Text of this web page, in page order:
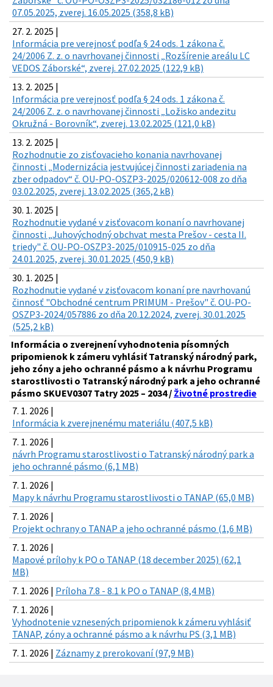
07.05.2025, zverej. 16.05.2025 (358,8 kB)
27. 2. 2025 |
Informácia pre verejnosť podľa § 24 ods. 1 zákona č.
24/2006 Z. z. o navrhovanej činnosti „Rozšírenie areálu LC
VEDOS Záborské“, zverej. 27.02.2025 (122,9 kB)
13. 2. 2025 |
Informácia pre verejnosť podľa § 24 ods. 1 zákona č.
24/2006 Z. z. o navrhovanej činnosti „Ložisko andezitu
Okružná - Borovník“, zverej. 13.02.2025 (121,0 kB)
13. 2. 2025 |
Rozhodnutie zo zisťovacieho konania navrhovanej
činnosti „Modernizácia jestvujúcej činnosti zariadenia na
zber odpadov“ č. OU-PO-OSZP3-2025/020612-008 zo dňa
03.02.2025, zverej. 13.02.2025 (365,2 kB)
30. 1. 2025 |
Rozhodnutie vydané v zisťovacom konaní o navrhovanej
činnosti „Juhovýchodný obchvat mesta Prešov - cesta II.
triedy" č. OU-PO-OSZP3-2025/010915-025 zo dňa
24.01.2025, zverej. 30.01.2025 (450,9 kB)
30. 1. 2025 |
Rozhodnutie vydané v zisťovacom konaní pre navrhovanú
činnosť "Obchodné centrum PRIMUM - Prešov" č. OU-PO-
OSZP3-2024/057886 zo dňa 20.12.2024, zverej. 30.01.2025
(525,2 kB)
Informácia o zverejnení vyhodnotenia písomných
pripomienok k zámeru vyhlásiť Tatranský národný park,
jeho zóny a jeho ochranné pásmo a k návrhu Programu
starostlivosti o Tatranský národný park a jeho ochranné
pásmo SKUEV0307 Tatry 2025 – 2034 / Životné prostredie
7. 1. 2026 |
Informácia k zverejnenému materiálu (407,5 kB)
7. 1. 2026 |
návrh Programu starostlivosti o Tatranský národný park a
jeho ochranné pásmo (6,1 MB)
7. 1. 2026 |
Mapy k návrhu Programu starostlivosti o TANAP (65,0 MB)
7. 1. 2026 |
Projekt ochrany o TANAP a jeho ochranné pásmo (1,6 MB)
7. 1. 2026 |
Mapové prílohy k PO o TANAP (18 december 2025) (62,1
MB)
7. 1. 2026 | Príloha 7.8 - 8.1 k PO o TANAP (8,4 MB)
7. 1. 2026 |
Vyhodnotenie vznesených pripomienok k zámeru vyhlásiť
TANAP, zóny a ochranné pásmo a k návrhu PS (3,1 MB)
7. 1. 2026 | Záznamy z prerokovaní (97,9 MB)